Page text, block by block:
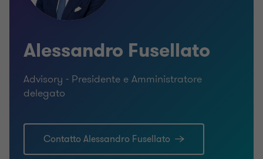
Alessandro Fusellato
Advisory - Presidente e Amministratore
delegato
Contatto Alessandro Fusellato